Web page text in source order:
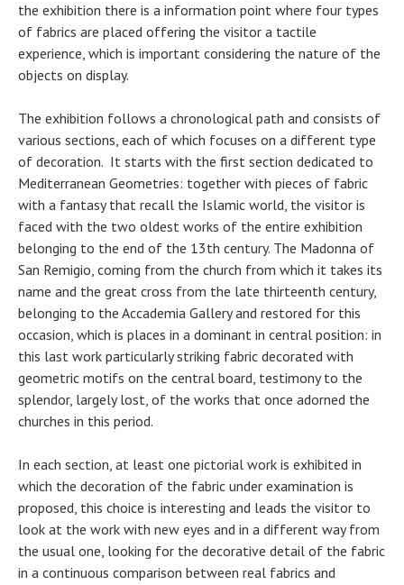
the exhibition there is a information point where four types
of fabrics are placed offering the visitor a tactile
experience, which is important considering the nature of the
objects on display.
The exhibition follows a chronological path and consists of
various sections, each of which focuses on a different type
of decoration. It starts with the first section dedicated to
Mediterranean Geometries: together with pieces of fabric
with a fantasy that recall the Islamic world, the visitor is
faced with the two oldest works of the entire exhibition
belonging to the end of the 13th century. The Madonna of
San Remigio, coming from the church from which it takes its
name and the great cross from the late thirteenth century,
belonging to the Accademia Gallery and restored for this
occasion, which is places in a dominant in central position: in
this last work particularly striking fabric decorated with
geometric motifs on the central board, testimony to the
splendor, largely lost, of the works that once adorned the
churches in this period.
In each section, at least one pictorial work is exhibited in
which the decoration of the fabric under examination is
proposed, this choice is interesting and leads the visitor to
look at the work with new eyes and in a different way from
the usual one, looking for the decorative detail of the fabric
in a continuous comparison between real fabrics and